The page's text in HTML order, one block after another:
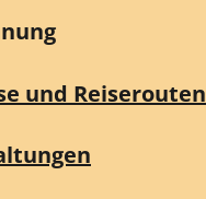
und Reiserouten